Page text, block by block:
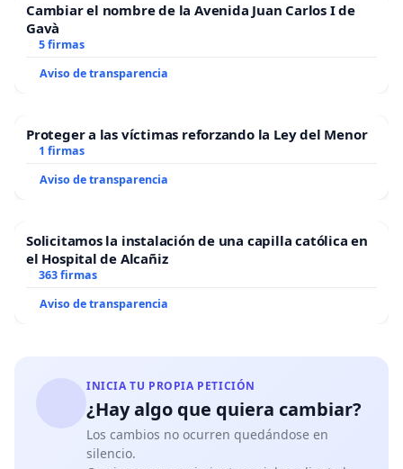
Cambiar el nombre de la Avenida Juan Carlos I de
Gavà
5 firmas
Aviso de transparencia
Proteger a las víctimas reforzando la Ley del Menor
1 firmas
Aviso de transparencia
Solicitamos la instalación de una capilla católica en
el Hospital de Alcañiz
363 firmas
Aviso de transparencia
INICIA TU PROPIA PETICIÓN
¿Hay algo que quiera cambiar?
Los cambios no ocurren quedándose en
silencio.